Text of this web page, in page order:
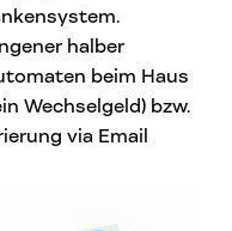
halber
beim Haus
Wechselgeld) bzw.
via Email